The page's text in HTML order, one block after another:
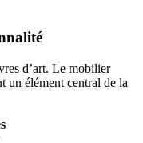
d’art. Le mobilier
un élément central de la